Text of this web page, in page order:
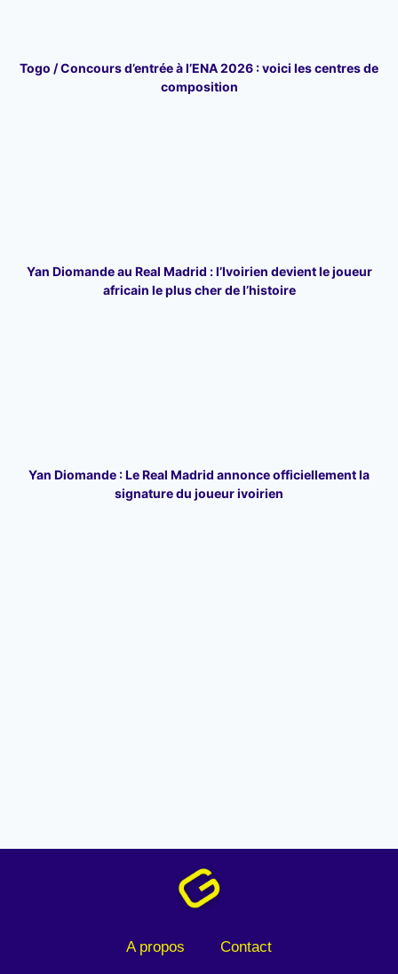
Togo / Concours d’entrée à l’ENA 2026 : voici les centres de
composition
Yan Diomande au Real Madrid : l’Ivoirien devient le joueur
africain le plus cher de l’histoire
Yan Diomande : Le Real Madrid annonce officiellement la
signature du joueur ivoirien
A propos Contact